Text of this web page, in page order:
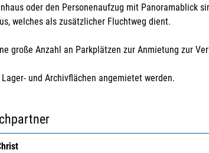
oder den Personenaufzug mit Panoramablick
welches als zusätzlicher Fluchtweg dient.
große Anzahl an Parkplätzen zur Anmietung zur
und Archivflächen angemietet werden.